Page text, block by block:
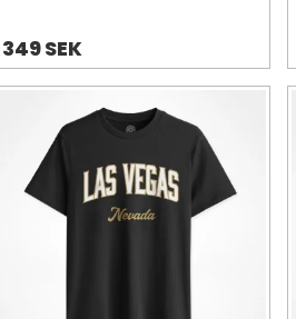
349 SEK